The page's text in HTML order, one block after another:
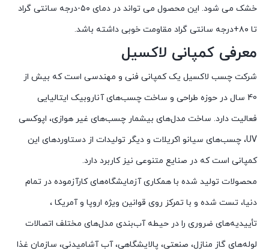
خشک می شود. این محصول می تواند در دمای ۵۰-درجه سانتی گراد
تا ۸۰+درجه سانتی گراد مقاومت خوبی داشته باشد.
معرفی کمپانی لاکسیل
شرکت چسب لاکسیل یک کمپانی فنی و مهندسی است که بیش از
40 سال در حوزه طراحی و ساخت چسب‌های آناروبیک ایتالیایی
فعالیت دارد. ساخت مدل‌های بیشمار چسب‌های غیر هوازی، اپوکسی
UV، چسب‌های سیانو اکریلات و دیگر تولیدات از دستاوردهای این
کمپانی است که در صنایع متنوعی نیز کاربرد دارد.
محصولات تولید شده با همکاری آزمایشگاه‌های کارآزموده در تمام
دنیا، تست شده و با تمرکز روی قوانین ویژه اروپا و آمریکا ،
تأییدیه‌های ضروری را در حیطه آب‌بندی مدل‌های مختلف اتصالات
لوله‌های گاز منازل، صنعتی، پالایشگاهی، آب آشامیدنی، سازمان غذا